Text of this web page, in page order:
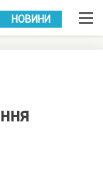
УКР РУС
НОВИНИ